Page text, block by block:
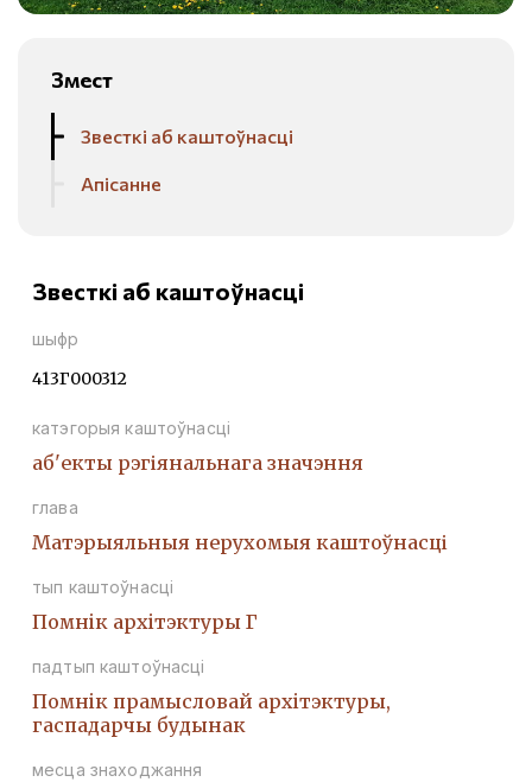
Змест
Звесткі аб каштоўнасці
Апісанне
Звесткі аб каштоўнасці
шыфр
413Г000312
катэгорыя каштоўнасці
аб'екты рэгіянальнага значэння
глава
Матэрыяльныя нерухомыя каштоўнасці
тып каштоўнасці
Помнiк архiтэктуры Г
падтып каштоўнасці
Помнiк прамысловай архiтэктуры,
гаспадарчы будынак
месца знаходжання